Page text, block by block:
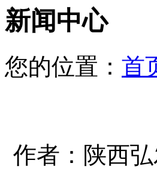
新闻中心
您的位置： 首
作者：陕西